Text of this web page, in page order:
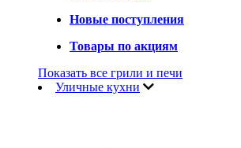
Новые поступления
Товары по акциям
Показать все грили и печи
Уличные кухни